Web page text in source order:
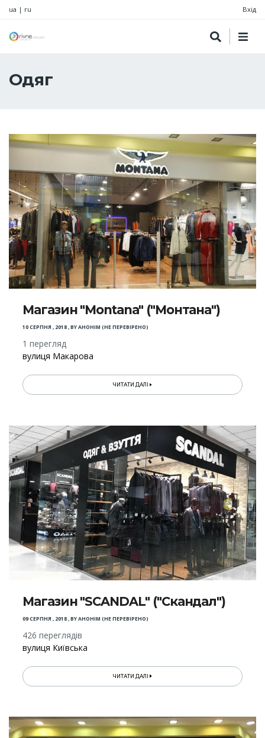
ua | ru Вхід
Одяг
Магазин "Montana" ("Монтана")
10 СЕРПНЯ , 2018,BYАНОНІМ (НЕ ПЕРЕВІРЕНО)
1 перегляд
вулиця Макарова
ЧИТАТИ ДАЛІ
Магазин "SCANDAL" ("Скандал")
09 СЕРПНЯ , 2018,BYАНОНІМ (НЕ ПЕРЕВІРЕНО)
426 переглядів
вулиця Київська
ЧИТАТИ ДАЛІ